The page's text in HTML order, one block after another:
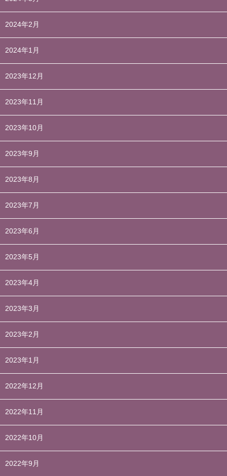
2024年2月
2024年1月
2023年12月
2023年11月
2023年10月
2023年9月
2023年8月
2023年7月
2023年6月
2023年5月
2023年4月
2023年3月
2023年2月
2023年1月
2022年12月
2022年11月
2022年10月
2022年9月